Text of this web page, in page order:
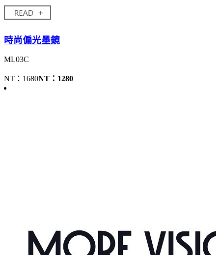
時尚偏光墨鏡
ML03C
NT：1680NT：1280